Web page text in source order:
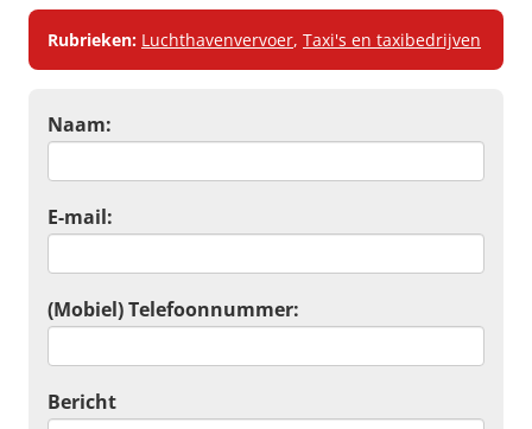
Rubrieken: Luchthavenvervoer, Taxi's en taxibedrijven
Naam:
E-mail:
(Mobiel) Telefoonnummer:
Bericht